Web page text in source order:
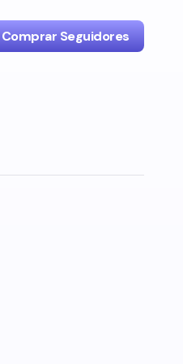
Comprar Seguidores